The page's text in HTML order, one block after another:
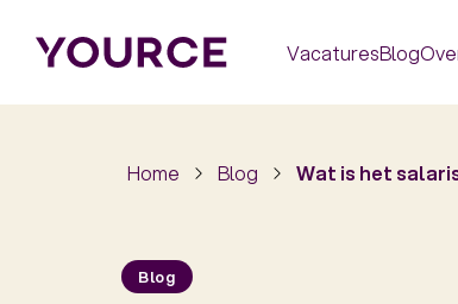
VacaturesBlog
Home Blog Wat is het
Blog